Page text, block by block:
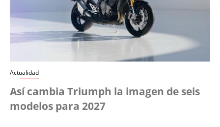
Actualidad
Así cambia Triumph la imagen de seis
modelos para 2027